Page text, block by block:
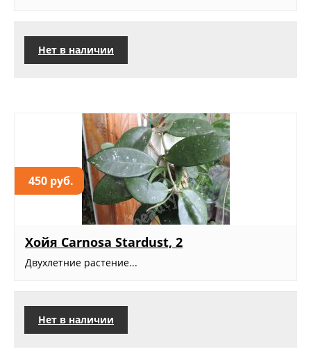
Нет в наличии
450 руб.
Хойя Carnosa Stardust, 2
Двухлетние растение...
Нет в наличии